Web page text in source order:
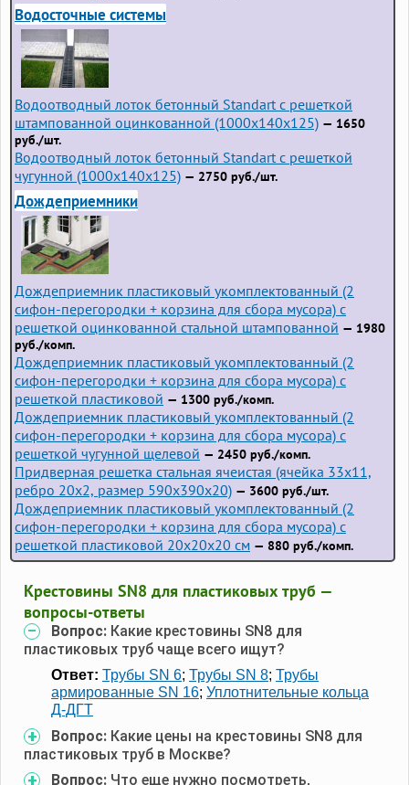
Водосточные системы
Водоотводный лоток бетонный Standart с решеткой
штампованной оцинкованной (1000x140x125) — 1650
руб./шт.
Водоотводный лоток бетонный Standart с решеткой
чугунной (1000x140x125) — 2750 руб./шт.
Дождеприемники
Дождеприемник пластиковый укомплектованный (2
сифон-перегородки + корзина для сбора мусора) с
решеткой оцинкованной стальной штампованной — 1980
руб./комп.
Дождеприемник пластиковый укомплектованный (2
сифон-перегородки + корзина для сбора мусора) с
решеткой пластиковой — 1300 руб./комп.
Дождеприемник пластиковый укомплектованный (2
сифон-перегородки + корзина для сбора мусора) с
решеткой чугунной щелевой — 2450 руб./комп.
Придверная решетка стальная ячеистая (ячейка 33x11,
ребро 20x2, размер 590x390x20) — 3600 руб./шт.
Дождеприемник пластиковый укомплектованный (2
сифон-перегородки + корзина для сбора мусора) с
решеткой пластиковой 20х20х20 см — 880 руб./комп.
Крестовины SN8 для пластиковых труб —
вопросы-ответы
Вопрос: Какие крестовины SN8 для
пластиковых труб чаще всего ищут?
Ответ: Трубы SN 6; Трубы SN 8; Трубы
армированные SN 16; Уплотнительные кольца
Д-ДГТ
Вопрос: Какие цены на крестовины SN8 для
пластиковых труб в Москве?
Вопрос: Что еще нужно посмотреть,